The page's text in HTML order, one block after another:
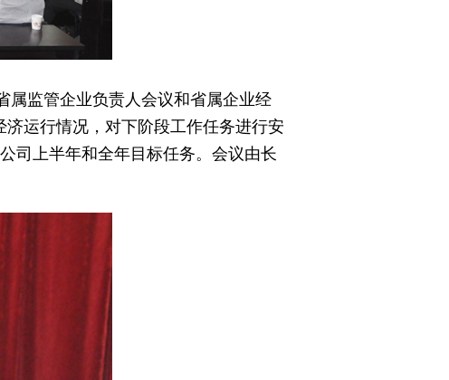
监管企业负责人会议和省属企业经
运行情况，对下阶段工作任务进行安
司上半年和全年目标任务。会议由长